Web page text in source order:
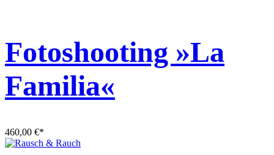
Fotoshooting »La
Familia«
460,00 €*